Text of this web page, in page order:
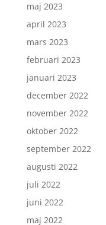
maj 2023
april 2023
mars 2023
februari 2023
januari 2023
december 2022
november 2022
oktober 2022
september 2022
augusti 2022
juli 2022
juni 2022
maj 2022